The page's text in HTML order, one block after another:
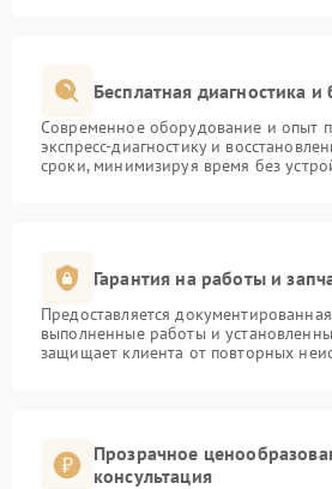
Бесплатная диагностика
Современное оборудование и опыт
экспресс-диагностику и
сроки, минимизируя время без
Гарантия на работы и
Предоставляется
выполненные работы и
защищает клиента от повторных
Прозрачное
консультация